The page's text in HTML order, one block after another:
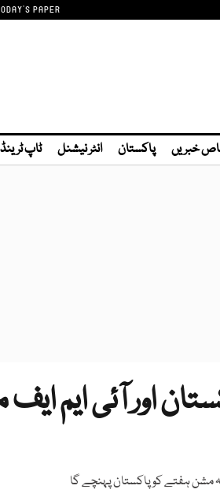
PAPER
خبریں پاکستان انٹر نیشنل ٹاپ ٹرینڈ
اور آئی ایم ایف
ہفتے کو پاکستان پہنچے گا